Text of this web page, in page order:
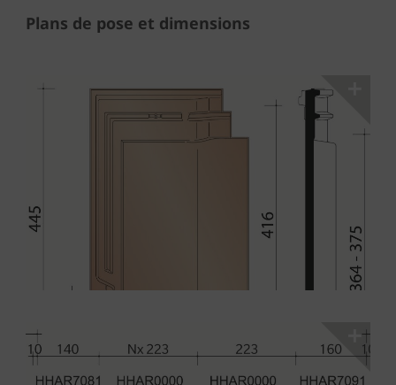
Plans de pose et dimensions